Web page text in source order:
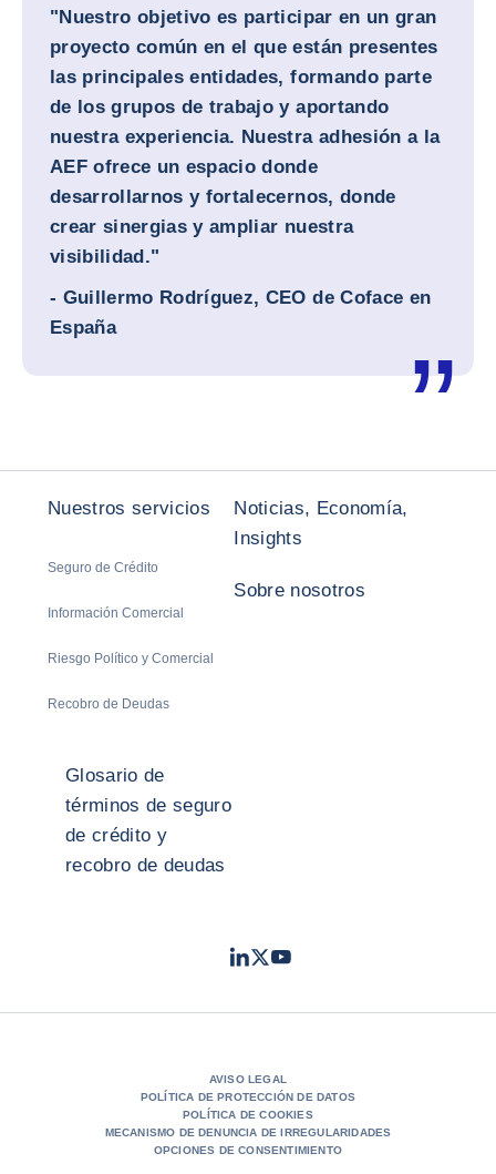
"Nuestro objetivo es participar en un gran
proyecto común en el que están presentes
las principales entidades, formando parte
de los grupos de trabajo y aportando
nuestra experiencia. Nuestra adhesión a la
AEF ofrece un espacio donde
desarrollarnos y fortalecernos, donde
crear sinergias y ampliar nuestra
visibilidad."
- Guillermo Rodríguez, CEO de Coface en
España
Nuestros servicios
Seguro de Crédito
Información Comercial
Riesgo Político y Comercial
Recobro de Deudas
Noticias, Economía,
Insights
Sobre nosotros
Glosario de
términos de seguro
de crédito y
recobro de deudas
LinkedIn
TwitterYoutube
AVISO LEGAL
POLÍTICA DE PROTECCIÓN DE DATOS
POLÍTICA DE COOKIES
MECANISMO DE DENUNCIA DE IRREGULARIDADES
OPCIONES DE CONSENTIMIENTO